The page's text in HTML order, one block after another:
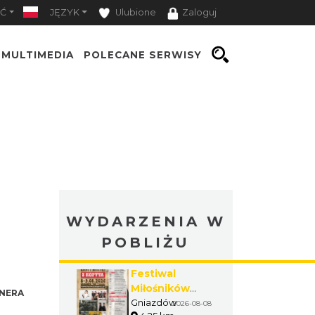
JĘZYK Ulubione Zaloguj
MULTIMEDIA POLECANE SERWISY
WYDARZENIA W
POBLIŻU
Festiwal
Miłośników
Koni i Muzyki
Gniazdów2026-08-08